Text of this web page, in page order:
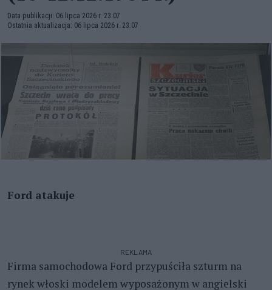
Data publikacji: 06 lipca 2026 r. 23:07
Ostatnia aktualizacja: 06 lipca 2026 r. 23:07
Ford atakuje
REKLAMA
Firma samochodowa Ford przypuściła szturm na
rynek włoski modelem wyposażonym w angielski